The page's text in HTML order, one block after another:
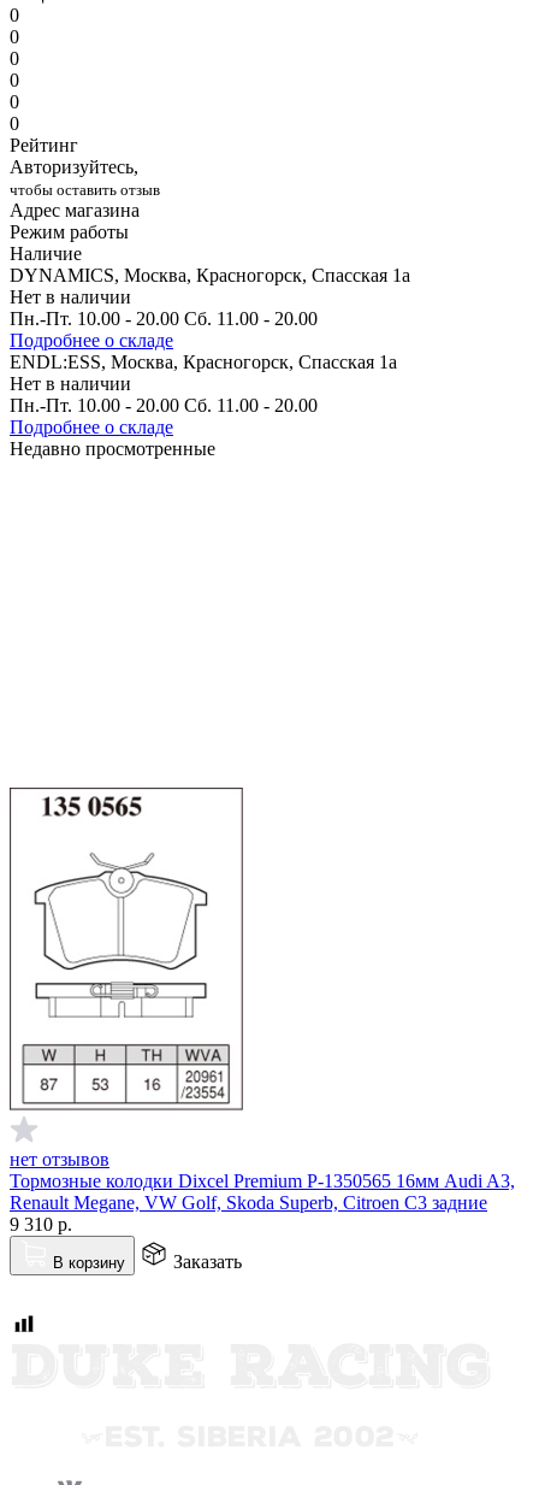
0
0
0
0
0
0
Рейтинг
Авторизуйтесь,
чтобы оставить отзыв
Адрес магазина
Режим работы
Наличие
DYNAMICS, Москва, Красногорск, Спасская 1а
Нет в наличии
Пн.-Пт. 10.00 - 20.00 Сб. 11.00 - 20.00
Подробнее о складе
ENDL:ESS, Москва, Красногорск, Спасская 1а
Нет в наличии
Пн.-Пт. 10.00 - 20.00 Сб. 11.00 - 20.00
Подробнее о складе
Недавно просмотренные
нет отзывов
Тормозные колодки Dixcel Premium P-1350565 16мм Audi A3,
Renault Megane, VW Golf, Skoda Superb, Citroen C3 задние
9 310 р.
В корзину Заказать